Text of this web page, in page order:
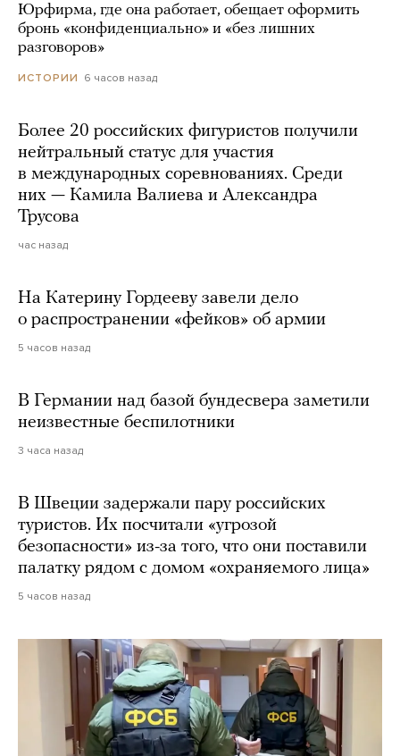
Юрфирма, где она работает, обещает оформить
бронь «конфиденциально» и «без лишних
разговоров»
ИСТОРИИ 6 часов назад
Более 20 российских фигуристов получили
нейтральный статус для участия
в международных соревнованиях. Среди
них — Камила Валиева и Александра
Трусова
час назад
На Катерину Гордееву завели дело
о распространении «фейков» об армии
5 часов назад
В Германии над базой бундесвера заметили
неизвестные беспилотники
3 часа назад
В Швеции задержали пару российских
туристов. Их посчитали «угрозой
безопасности» из-за того, что они поставили
палатку рядом с домом «охраняемого лица»
5 часов назад